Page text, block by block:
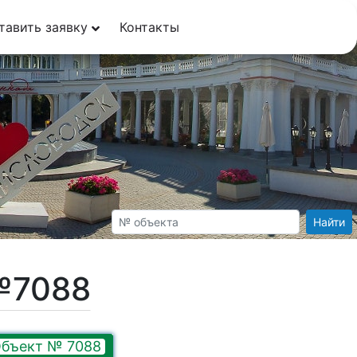
заявку Контакты
Найти
№ 7088